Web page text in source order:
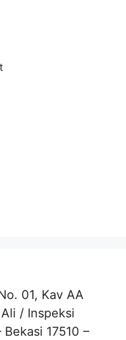
01, Kav AA
/ Inspeksi
17510 –